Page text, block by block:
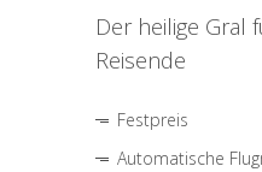
Der heilige Gral
Reisende
Festpreis
Automatische